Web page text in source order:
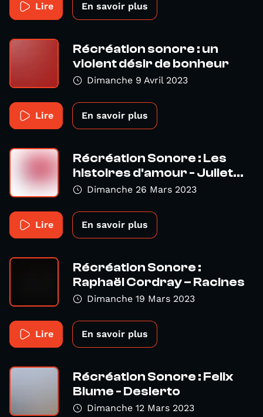
Lire En savoir plus
Récréation sonore : un
violent désir de bonheur
Dimanche 9 Avril 2023
Lire En savoir plus
Récréation Sonore : Les
histoires d'amour - Juliet...
Dimanche 26 Mars 2023
Lire En savoir plus
Récréation Sonore :
Raphaël Cordray – Racines
Dimanche 19 Mars 2023
Lire En savoir plus
Récréation Sonore : Felix
Blume - Desierto
Dimanche 12 Mars 2023